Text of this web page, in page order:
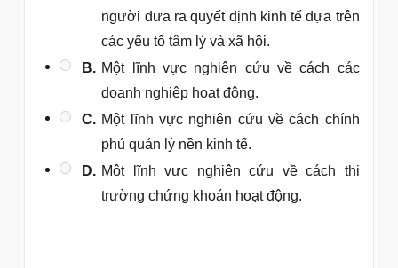
người đưa ra quyết định kinh tế dựa trên
các yếu tố tâm lý và xã hội.
B. Một lĩnh vực nghiên cứu về cách các
doanh nghiệp hoạt động.
C. Một lĩnh vực nghiên cứu về cách chính
phủ quản lý nền kinh tế.
D. Một lĩnh vực nghiên cứu về cách thị
trường chứng khoán hoạt động.